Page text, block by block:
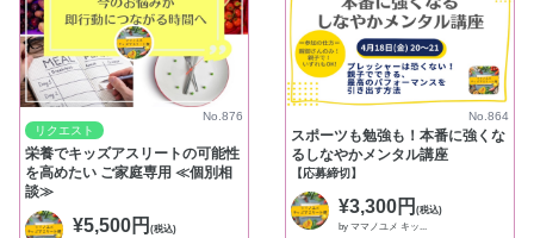
No.876
リクエスト
栄養でキッズアスリートの可能性
を高めたい ご家庭専用 ≪個別相
談≫
¥5,500円 (税込)
No.864
スポーツも勉強も！本番に強くな
るしなやかメンタル講座
【応募締切】
¥3,300円 (税込)
by ママノユメ キッ...